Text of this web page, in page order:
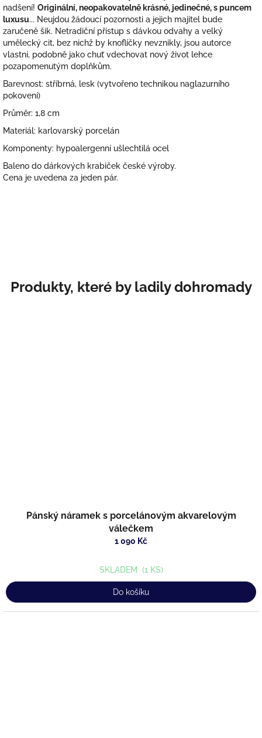
nadšení! Originální, neopakovatelně krásné, jedinečné, s puncem
luxusu... Neujdou žádoucí pozornosti a jejich majitel bude
zaručeně šik. Netradiční přístup s dávkou odvahy a velký
umělecký cit, bez nichž by knoflíčky nevznikly, jsou autorce
vlastní, podobně jako chuť vdechovat nový život lehce
pozapomenutým doplňkům.
Barevnost: stříbrná, lesk (vytvořeno technikou naglazurního
pokovení)
Průměr: 1,8 cm
Materiál: karlovarský porcelán
Komponenty: hypoalergenní ušlechtilá ocel
Baleno do dárkových krabiček české výroby.
Cena je uvedena za jeden pár.
Pánský náramek s porcelánovým akvarelovým
válečkem
1 090 Kč
SKLADEM (1 KS)
Do košíku